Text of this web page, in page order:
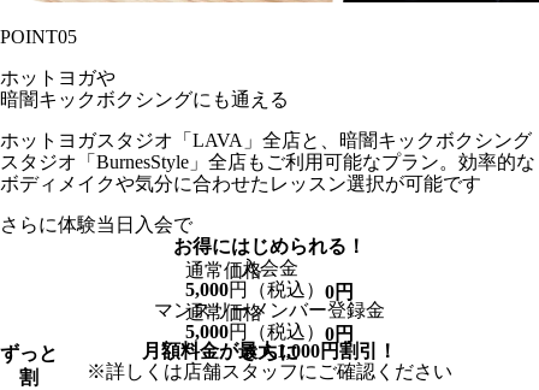
POINT05
ホットヨガや
暗闇キックボクシングにも通える
ホットヨガスタジオ「LAVA」全店と、暗闇キックボクシング
スタジオ「BurnesStyle」全店もご利用可能なプラン。効率的な
ボディメイクや気分に合わせたレッスン選択が可能です
さらに体験当日入会で
お得にはじめられる！
入会金
通常価格
5,000円 （税込） 0円
マンスリーメンバー登録金
通常価格
5,000円 （税込） 0円
ずっと
割
さらに
月額料金が最大1,000円割引！
※詳しくは店舗スタッフにご確認ください